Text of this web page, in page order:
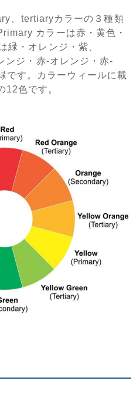
、tertiaryカラーの３種類
カラーは赤・黄色・
緑・オレンジ・紫、
ンジ・赤-オレンジ・赤-
です。カラーウィールに載
12色です。